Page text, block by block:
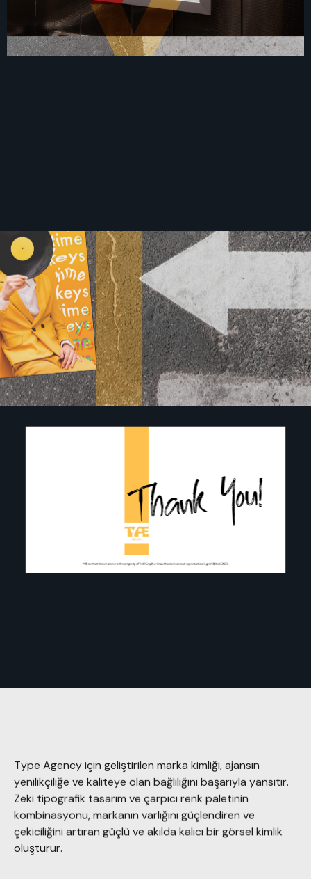
Type Agency için geliştirilen marka kimliği, ajansın
yenilikçiliğe ve kaliteye olan bağlılığını başarıyla yansıtır.
Zeki tipografik tasarım ve çarpıcı renk paletinin
kombinasyonu, markanın varlığını güçlendiren ve
çekiciliğini artıran güçlü ve akılda kalıcı bir görsel kimlik
oluşturur.